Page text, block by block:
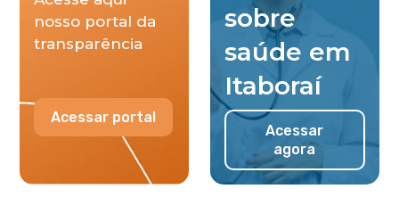
nosso portal da
transparência
Acessar portal
sobre
saúde em
Itaboraí
Acessar
agora